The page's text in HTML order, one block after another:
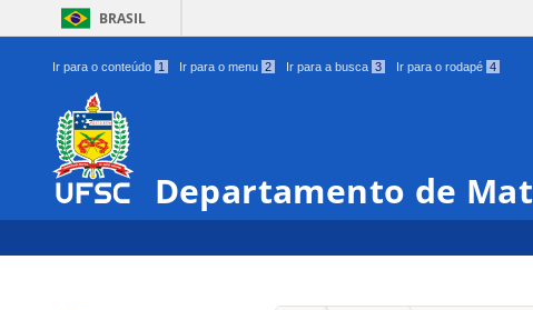
BRASIL
Ir para o conteúdo 1 Ir para o menu 2 Ir para a busca 3 Ir para o rodapé 4
Departamento de